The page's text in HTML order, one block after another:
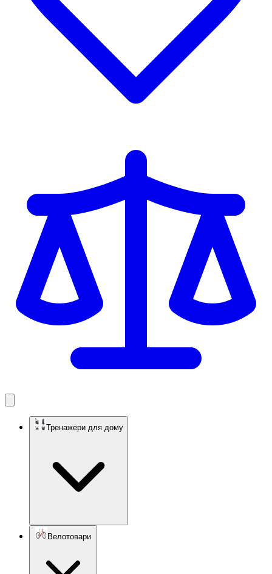
Тренажери для дому